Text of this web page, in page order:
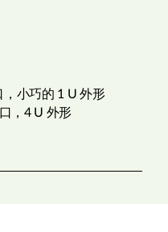
，小巧的 1 U 外形
，4 U 外形